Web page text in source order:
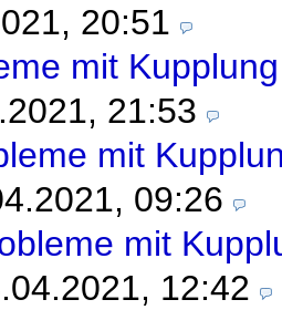
20:51
mit
21:53
mit
09:26
mit
12:42